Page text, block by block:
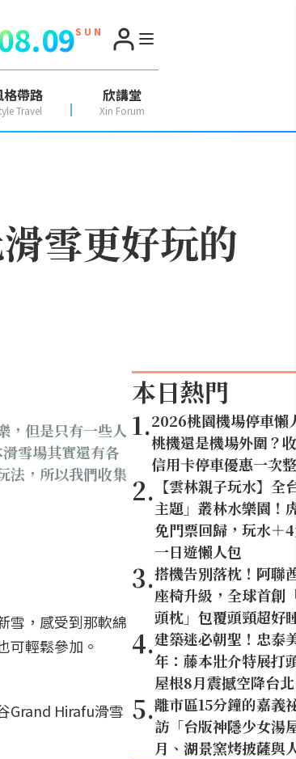
S U N
格帶路
Travel
欣講堂
Xin Forum
雪更好玩的
，但是只有一些人
雪場其實還有各
法，所以我們收集
雪，感受到那軟綿
可輕鬆參加。
Grand Hirafu滑雪
本日熱門
1.2026桃園機場停車懶
桃機還是機場外圍？
信用卡停車優惠一次
2. 【雲林親子玩水】全
主題」叢林水樂園！
免門票回歸，玩水＋
一日遊懶人包
3.搭機告別落枕！阿聯
座椅升級，全球首
頭枕」包覆頭頸超好
4.建築迷必朝聖！忠泰
年：藤本壯介特展打
屋根8月震撼空降台北
5.離市區15分鐘的嘉義
訪「台版神隱少女湯
月、湖景窯烤披薩與